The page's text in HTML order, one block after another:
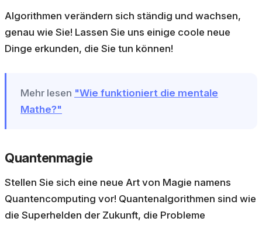
Algorithmen verändern sich ständig und wachsen,
genau wie Sie! Lassen Sie uns einige coole neue
Dinge erkunden, die Sie tun können!
Mehr lesen "Wie funktioniert die mentale
Mathe?"
Quantenmagie
Stellen Sie sich eine neue Art von Magie namens
Quantencomputing vor! Quantenalgorithmen sind wie
die Superhelden der Zukunft, die Probleme